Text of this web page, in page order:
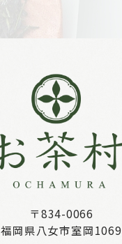
〒834-0066
福岡県八女市室岡1069